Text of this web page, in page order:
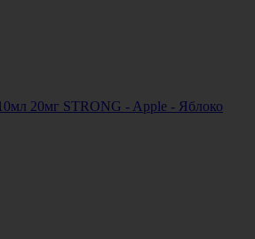
20мг STRONG - Apple - Яблоко